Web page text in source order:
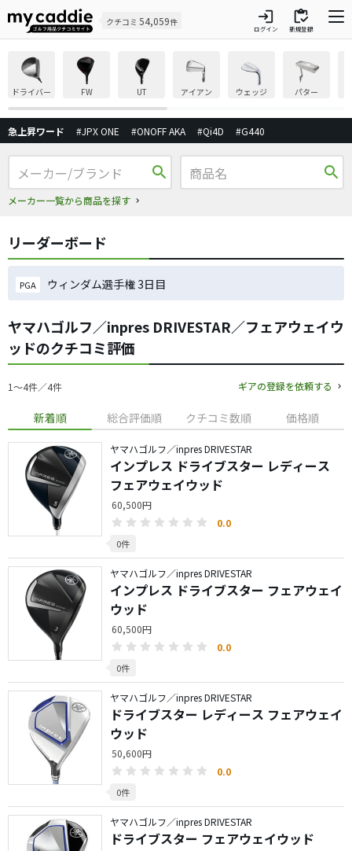
クチコミ 54,059件 login
ログイン
inventory
新規登録
ドライバー FW UT アイアン ウェッジ パター
急上昇ワード #JPX ONE #ONOFF AKA #Qi4D #G440
search
メーカー一覧から商品を探す
search
リーダーボード
PGA ウィンダム選手権 3日目
ヤマハゴルフ／inpres DRIVESTAR／フェアウェイウ
ッドのクチコミ評価
1〜4件／4件 ギアの登録を依頼する
新着順 総合評価順 クチコミ数順 価格順
ヤマハゴルフ／inpres DRIVESTAR
インプレス ドライブスター レディース
フェアウェイウッド
60,500円
0.0
0件
ヤマハゴルフ／inpres DRIVESTAR
インプレス ドライブスター フェアウェイ
ウッド
60,500円
0.0
0件
ヤマハゴルフ／inpres DRIVESTAR
ドライブスター レディース フェアウェイ
ウッド
50,600円
0.0
0件
ヤマハゴルフ／inpres DRIVESTAR
ドライブスター フェアウェイウッド